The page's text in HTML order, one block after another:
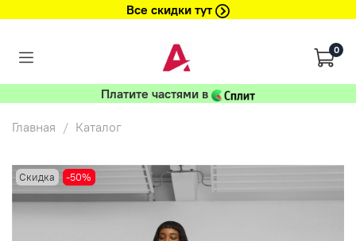
Все скидки тут
0
Платите частями в
Главная Каталог
Скидка -50%